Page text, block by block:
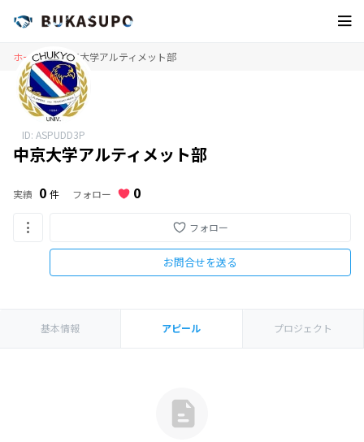
ホーム 中京大学アルティメット部
ID: ASPUDD3P
中京大学アルティメット部
実績 0 件 フォロー 0
フォロー
お問合せを送る
基本情報 アピール プロジェクト